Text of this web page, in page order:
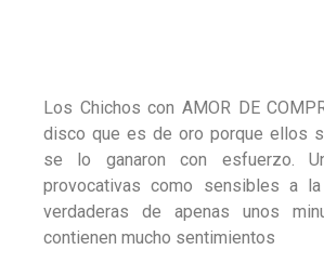
Los Chichos con AMOR DE
disco que es de oro porque ellos
se lo ganaron con esfuerzo.
provocativas como sensibles a
verdaderas de apenas unos
contienen mucho sentimientos